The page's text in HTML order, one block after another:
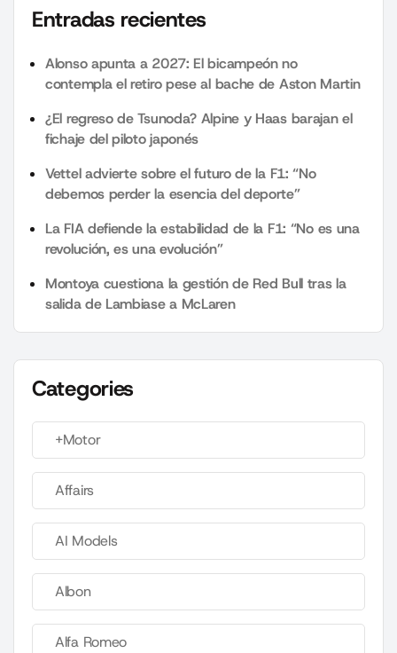
Entradas recientes
Alonso apunta a 2027: El bicampeón no
contempla el retiro pese al bache de Aston Martin
¿El regreso de Tsunoda? Alpine y Haas barajan el
fichaje del piloto japonés
Vettel advierte sobre el futuro de la F1: “No
debemos perder la esencia del deporte”
La FIA defiende la estabilidad de la F1: “No es una
revolución, es una evolución”
Montoya cuestiona la gestión de Red Bull tras la
salida de Lambiase a McLaren
Categories
+Motor
Affairs
AI Models
Albon
Alfa Romeo